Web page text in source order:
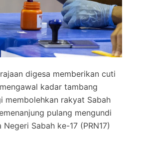
digesa memberikan cuti
kadar tambang
membolehkan rakyat Sabah
pulang mengundi
Negeri Sabah ke-17 (PRN17)